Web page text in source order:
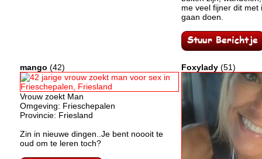
me veel fijner dit met
gaan doen.
mango (42)
Vrouw zoekt Man
Omgeving: Frieschepalen
Provincie: Friesland
Zin in nieuwe dingen..Je bent noooit te
oud om te leren toch?
Foxylady (51)